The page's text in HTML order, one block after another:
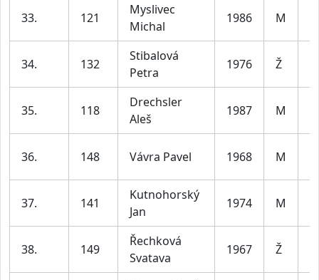
33. 121
Myslivec
Michal
1986 M
34. 132
Stibalová
Petra
1976 Ž
35. 118
Drechsler
Aleš
1987 M
36. 148 Vávra Pavel 1968 M
37. 141
Kutnohorský
Jan
1974 M
38. 149
Řechková
Svatava
1967 Ž